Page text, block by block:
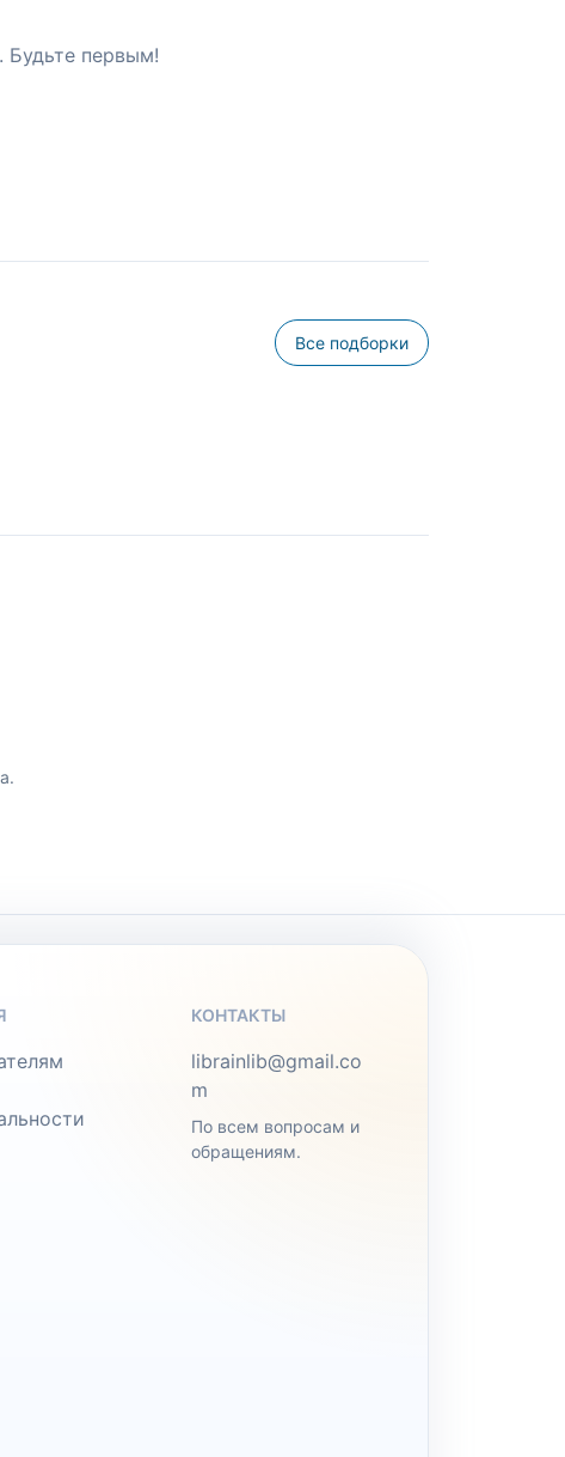
Будьте первым!
Все подборки
КОНТАКТЫ
librainlib@gmail.co
m
По всем вопросам и
обращениям.